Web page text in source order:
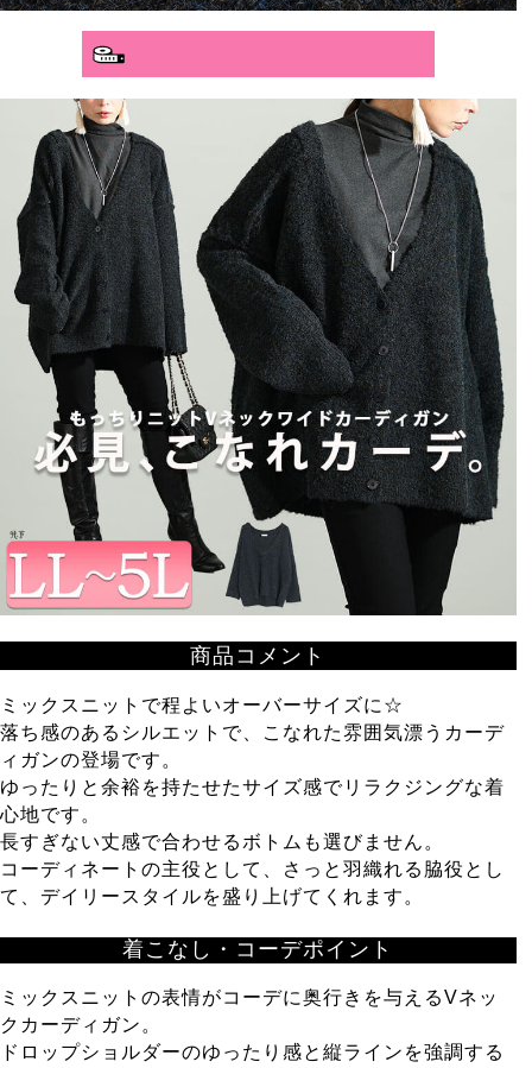
分かりやすいサイズガイド>>
商品コメント
ミックスニットで程よいオーバーサイズに☆
落ち感のあるシルエットで、こなれた雰囲気漂うカーデ
ィガンの登場です。
ゆったりと余裕を持たせたサイズ感でリラクジングな着
心地です。
長すぎない丈感で合わせるボトムも選びません。
コーディネートの主役として、さっと羽織れる脇役とし
て、デイリースタイルを盛り上げてくれます。
着こなし・コーデポイント
ミックスニットの表情がコーデに奥行きを与えるVネッ
クカーディガン。
ドロップショルダーのゆったり感と縦ラインを強調する